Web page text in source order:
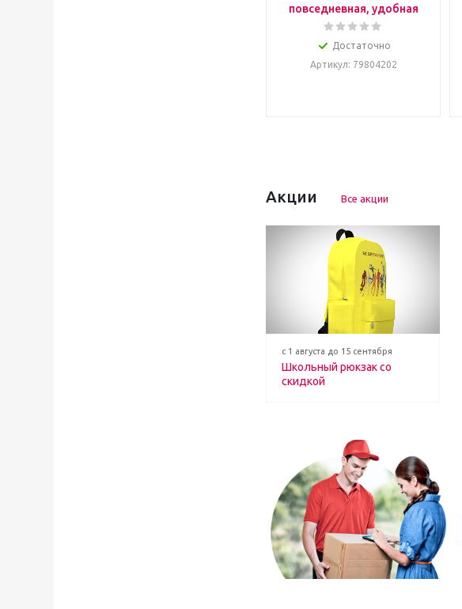
повседневная, удобная
Достаточно
Артикул: 79804202
Акции Все акции
с 1 августа до 15 сентября
Школьный рюкзак со
скидкой